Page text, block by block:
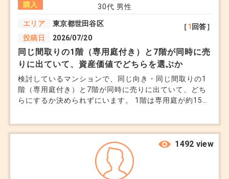
30代 男性
購入
エリア
東京都世田谷区
投稿日
2026/07/20
［1 回答］
同じ間取りの1階（専用庭付き）と7階が同時に売
りに出ていて、資産価値でどちらを選ぶか
検討しているマンションで、同じ向き・同じ間取りの1
階（専用庭付き）と7階が同時に売りに出ていて、どち
らにするか決められずにいます。 1階は専用庭が約15㎡
格は7階より350万円ほど安い設定です。 子供がまだ小
さくて庭があれば遊ばせられると思うと魅力なのです
が、10年後に売るとなったとき1階は上の階より値が付
きにくいとも聞くので、その点が引っかかっています。
周辺の中古相場を調べてみたのですが、1階と上層階の
価格差が物件によってかなりばらついていて、なおさら
1492 view